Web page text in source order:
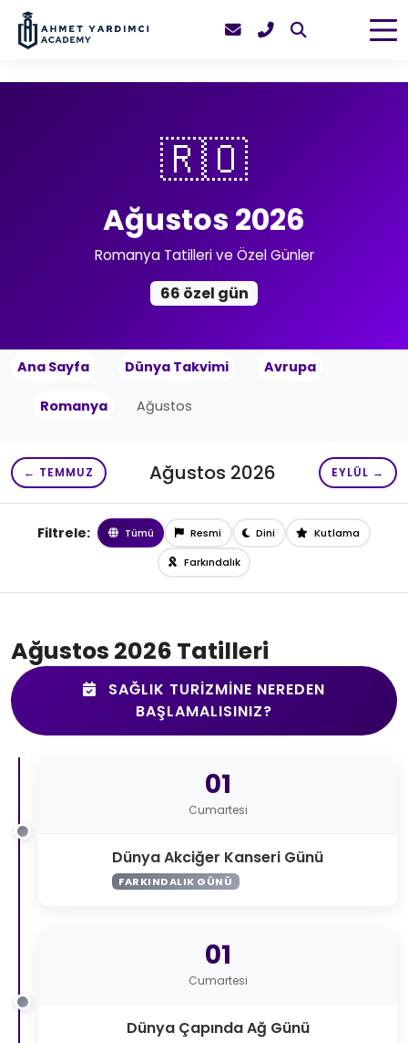
🇷🇴
Ağustos 2026
Romanya Tatilleri ve Özel Günler
66 özel gün
Ana Sayfa Dünya Takvimi Avrupa
Romanya Ağustos
← TEMMUZ Ağustos 2026 EYLÜL →
Filtrele: Tümü Resmi Dini Kutlama
Farkındalık
Ağustos 2026 Tatilleri
SAĞLIK TURIZMINE NEREDEN
BAŞLAMALISINIZ?
01
Cumartesi
Dünya Akciğer Kanseri Günü
FARKINDALIK GÜNÜ
01
Cumartesi
Dünya Çapında Ağ Günü